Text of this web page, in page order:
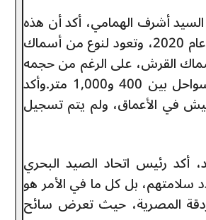
أشرف الهمامي، أكد أن هذه
الصور المتداولة قديمة وتم التقاطها منذ 3 سنوات، تحديدًا في عام 2020، وتعود لنوع من أسماك
القرش، على الرغم من حجمه
متر. وأكد
يعيش في الأعماق، ولم يتم تسجيل
أكد رئيس اتحاد الصيد البحري
سلامتهم، بل كل ما في الأمر هو
المصرية، حيث تعرض سائح